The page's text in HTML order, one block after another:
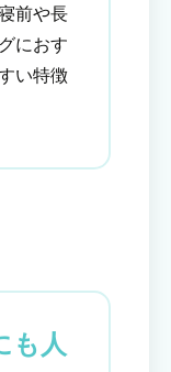
前や長
におす
い特徴
も人